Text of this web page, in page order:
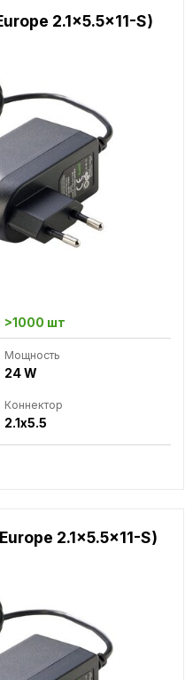
2.1x5.5x11-S)
>1000 шт
Мощность
24 W
Коннектор
2.1x5.5
2.1x5.5x11-S)